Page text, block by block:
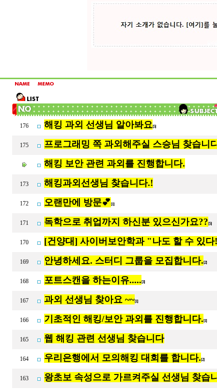
176 해킹 과외 선생님 알아봐요[5]
175
프로그래밍 쪽 과외해주실 스승님 찾습니
해킹 보안 관련 과외를 진행합니다.
173 해킹과외선생님 찾습니다.!
172 오랜만에 방문💕 [1]
171 독학으로 취업까지 하신분 있으신가요?? [5]
170 [건양대] 사이버보안학과 "나도 할 수 있
169 안녕하세요. 스터디 그룹을 모집합니다. [2]
168 포트스캔을 하는이유..... [3]
167 과외 선생님 찾아요 ~~[1]
166 기초적인 해킹/보안 과외를 진행합니다. [1]
165 웹 해킹 관련 선생님 찾습니다
164 우리은행에서 모의해킹 대회를 합니다. [2]
163 왕초보 속성으로 가르켜주실 선생님 찾습